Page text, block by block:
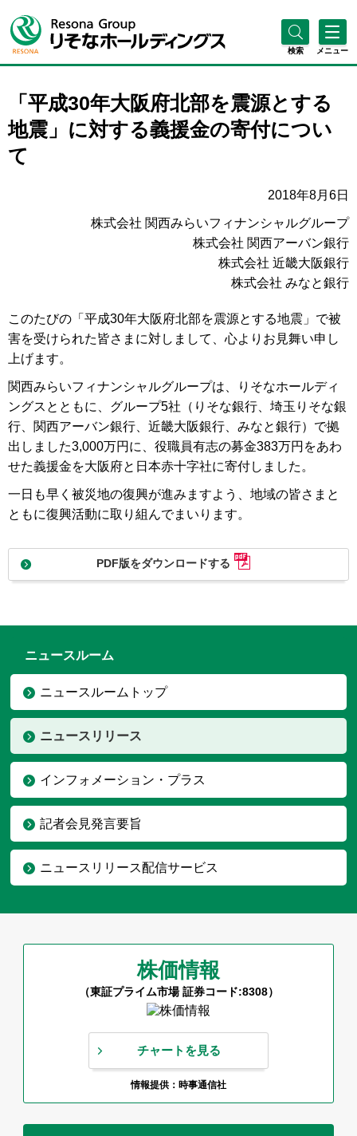
検索 メニュー
「平成30年大阪府北部を震源とする
地震」に対する義援金の寄付につい
て
2018年8月6日
株式会社 関西みらいフィナンシャルグループ
株式会社 関西アーバン銀行
株式会社 近畿大阪銀行
株式会社 みなと銀行
このたびの「平成30年大阪府北部を震源とする地震」で被
害を受けられた皆さまに対しまして、心よりお見舞い申し
上げます。
関西みらいフィナンシャルグループは、りそなホールディ
ングスとともに、グループ5社（りそな銀行、埼玉りそな銀
行、関西アーバン銀行、近畿大阪銀行、みなと銀行）で拠
出しました3,000万円に、役職員有志の募金383万円をあわ
せた義援金を大阪府と日本赤十字社に寄付しました。
一日も早く被災地の復興が進みますよう、地域の皆さまと
ともに復興活動に取り組んでまいります。
PDF版をダウンロードする
ニュースルーム
ニュースルームトップ
ニュースリリース
インフォメーション・プラス
記者会見発言要旨
ニュースリリース配信サービス
株価情報
（東証プライム市場 証券コード:8308）
チャートを見る
情報提供：時事通信社